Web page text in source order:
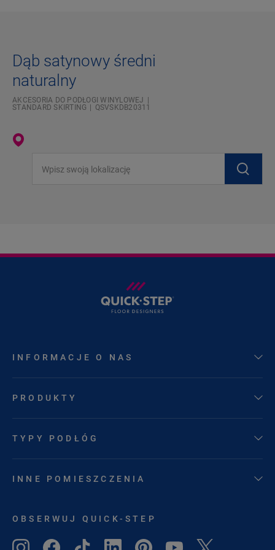
Dąb satynowy średni
naturalny
AKCESORIA DO PODŁOGI WINYLOWEJ
STANDARD SKIRTING
QSVSKDB20311
INFORMACJE O NAS
PRODUKTY
TYPY PODŁÓG
INNE POMIESZCZENIA
OBSERWUJ QUICK-STEP